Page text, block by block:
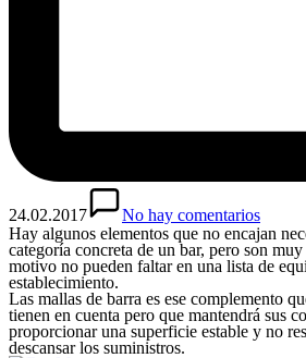
24.02.2017
No hay comentarios
Hay algunos elementos que no encajan
categoría concreta de un bar, pero son
motivo no pueden faltar en una lista de
establecimiento.
Las mallas de barra es ese complemento
tienen en cuenta pero que mantendrá sus
proporcionar una superficie estable y no
descansar los suministros.